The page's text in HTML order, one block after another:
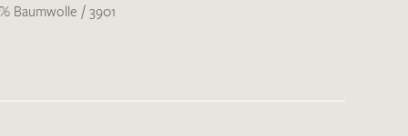
Baumwolle / 3901